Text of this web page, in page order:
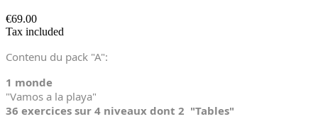
€69.00
Tax included
Contenu du pack "A":
1 monde
"Vamos a la playa"
36 exercices sur 4 niveaux dont 2 "Tables"